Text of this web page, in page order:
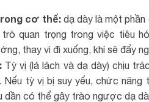
cơ thể:dạ dày là một phần
trò quan trọng trong việc tiêu
thay vì đi xuống, khí sẽ đẩy
Tỳ vị (lá lách và dạ dày) chịu
Nếu tỳ vị bị suy yếu, chức năng
dần có thể gây trào ngược dạ